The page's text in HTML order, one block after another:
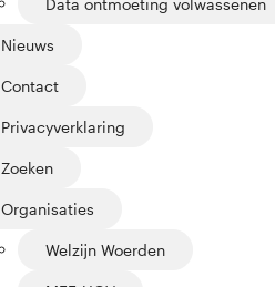
Data ontmoeting volwassenen
Nieuws
Contact
Privacyverklaring
Zoeken
Organisaties
Welzijn Woerden